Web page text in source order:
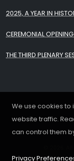
We use cookies
website traffic.
can control them
Privacy
2025, A YEAR IN
CEREMONIAL
THE THIRD PLENARY